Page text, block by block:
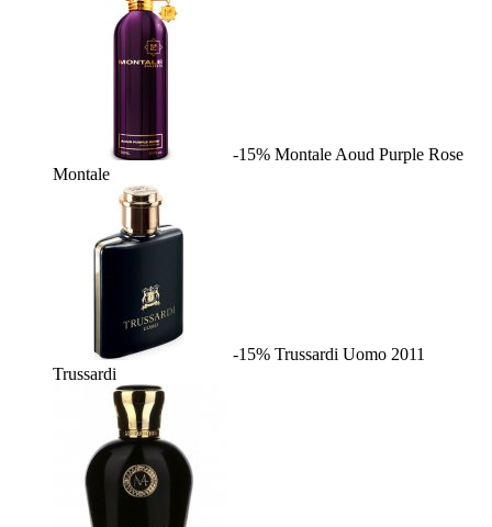
-15% Montale Aoud Purple Rose
Montale
-15% Trussardi Uomo 2011
Trussardi